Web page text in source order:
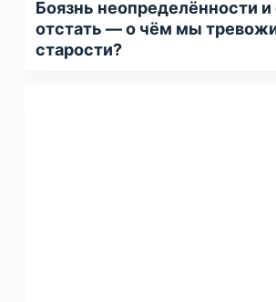
Боязнь неопределённости и
отстать — о чём мы
старости?